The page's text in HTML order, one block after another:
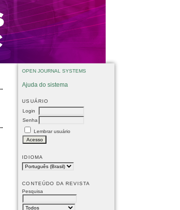
OPEN JOURNAL SYSTEMS
Ajuda do sistema
USUÁRIO
Login
Senha
Lembrar usuário
IDIOMA
CONTEÚDO DA REVISTA
Pesquisa